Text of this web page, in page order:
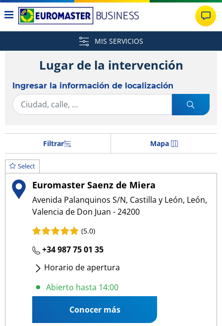
MIS SERVICIOS
Lugar de la intervención
Ingresar la información de localización
Filtrar Mapa
Select
Euromaster Saenz de Miera
Avenida Palanquinos S/N, Castilla y León, León,
Valencia de Don Juan - 24200
(5.0)
+34 987 75 01 35
Horario de apertura
Lunes- Viernes: 09:00 14:00
Sábado:09:00 13:30
Abierto hasta 14:00
Conocer más